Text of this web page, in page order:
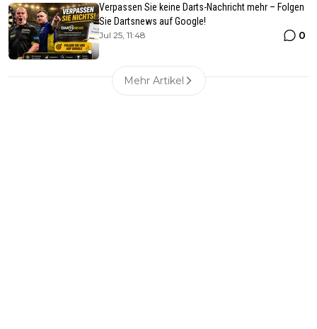
Verpassen Sie keine Darts-Nachricht mehr – Folgen
Sie Dartsnews auf Google!
Jul 25, 11:48 0
Mehr Artikel